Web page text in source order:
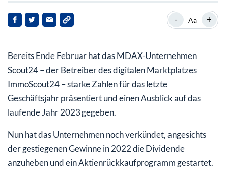
Erfolgreiches Geschäftsjahr 2022 bei Scout24
Scout24-Aktie: Mittelfristig gute Aussichten
- Aa +
Bereits Ende Februar hat das MDAX-Unternehmen
Scout24 – der Betreiber des digitalen Marktplatzes
ImmoScout24 – starke Zahlen für das letzte
Geschäftsjahr präsentiert und einen Ausblick auf das
laufende Jahr 2023 gegeben.
Nun hat das Unternehmen noch verkündet, angesichts
der gestiegenen Gewinne in 2022 die Dividende
anzuheben und ein Aktienrückkaufprogramm gestartet.